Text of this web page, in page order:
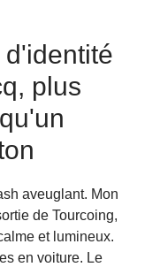
plus
aveuglant. Mon
de Tourcoing,
et lumineux.
en voiture. Le